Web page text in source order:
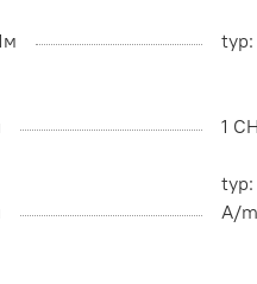
1
typ:
A/m